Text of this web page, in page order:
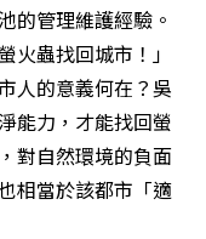
的管理維護經驗。
火蟲找回城市！」
人的意義何在？吳
能力，才能找回螢
對自然環境的負面
相當於該都市「適